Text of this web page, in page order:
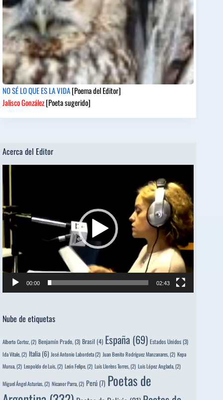
NO SÉ LO QUE ES LA VIDA[Poema del Editor]
Jalisco González[Poeta sugerido]
Acerca del Editor
de
vídeo
00:00 02:43
Nube de etiquetas
Alberto Cortez, (2) Benjamín Prado,(3) Brasil (4) España (69) Estados Unidos(3)
Ida Vitale, (2) Italia (6) José Antonio Labordeta(2) Juan Benito Rodríguez Manzanares, (2) Kepa
Murua, (2) Leopoldo de Luis, (2) León Felipe, (2) Luis Llorèns Torres, (2) Luis López Anglada, (2)
Miguel Ángel Asturias, (2) Nicanor Parra, (2) Perú (7) Poetas de